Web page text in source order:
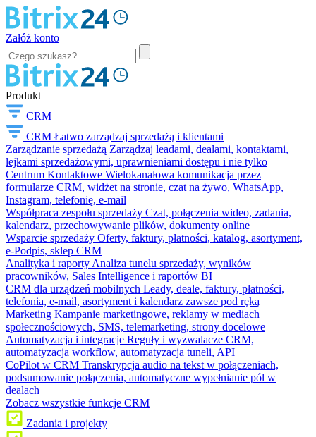
Załóż konto
Produkt
CRM
CRM Łatwo zarządzaj sprzedażą i klientami
Zarządzanie sprzedażą Zarządzaj leadami, dealami, kontaktami,
lejkami sprzedażowymi, uprawnieniami dostępu i nie tylko
Centrum Kontaktowe Wielokanałowa komunikacja przez
formularze CRM, widżet na stronie, czat na żywo, WhatsApp,
Instagram, telefonię, e-mail
Współpraca zespołu sprzedaży Czat, połączenia wideo, zadania,
kalendarz, przechowywanie plików, dokumenty online
Wsparcie sprzedaży Oferty, faktury, płatności, katalog, asortyment,
e-Podpis, sklep CRM
Analityka i raporty Analiza tunelu sprzedaży, wyników
pracowników, Sales Intelligence i raportów BI
CRM dla urządzeń mobilnych Leady, deale, faktury, płatności,
telefonia, e-mail, asortyment i kalendarz zawsze pod ręką
Marketing Kampanie marketingowe, reklamy w mediach
społecznościowych, SMS, telemarketing, strony docelowe
Automatyzacja i integracje Reguły i wyzwalacze CRM,
automatyzacja workflow, automatyzacja tuneli, API
CoPilot w CRM Transkrypcja audio na tekst w połączeniach,
podsumowanie połączenia, automatyczne wypełnianie pól w
dealach
Zobacz wszystkie funkcje CRM
Zadania i projekty